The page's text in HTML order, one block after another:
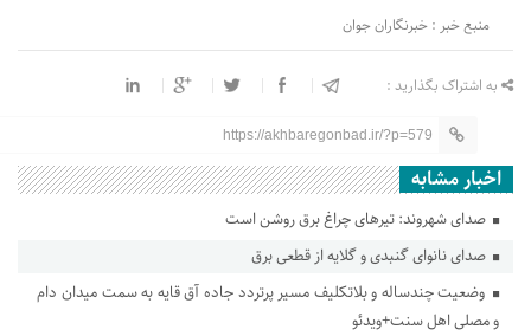
منبع خبر : خبرنگاران جوان
به اشتراک بگذارید :
https://akhbaregonbad.ir/?p=579
اخبار مشابه
صدای شهروند: تیرهای چراغ برق روشن است
صدای نانوای گنبدی و گلایه از قطعی برق
وضعیت چندساله و بلاتکلیف مسیر پرتردد جاده آق قایه به سمت میدان دام
و مصلی اهل سنت+ویدئو